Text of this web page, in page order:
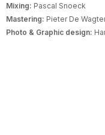
Mixing: Pascal Snoeck
Mastering: Pieter De
Photo & Graphic design: